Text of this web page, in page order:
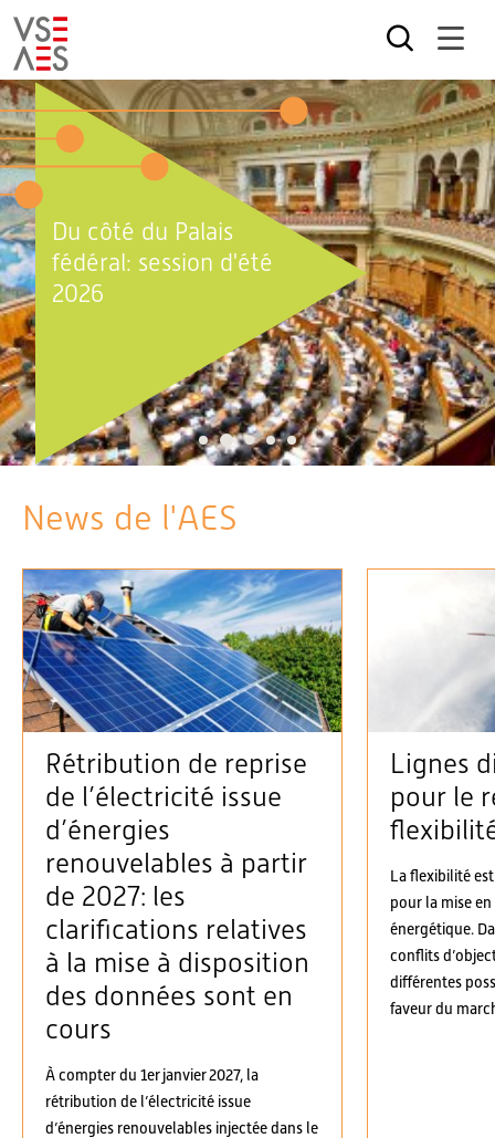
Aller
au
contenu
principal
Du côté du Palais
fédéral: session d'été
2026
1 2 3 4 5
News de l'AES
Rétribution de reprise
de l’électricité issue
d’énergies
renouvelables à partir
de 2027: les
clarifications relatives
à la mise à disposition
des données sont en
cours
À compter du 1er janvier 2027, la
rétribution de l’électricité issue
d’énergies renouvelables injectée dans le
Lignes
pour le
La flexibilité
pour la mise
énergétique.
conflits
différentes
faveur du